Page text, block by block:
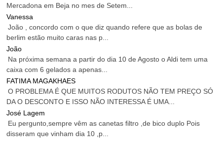
Mercadona em Beja no mes de Setem...
Vanessa
João , concordo com o que diz quando refere que as bolas de
berlim estão muito caras nas p...
João
Na próxima semana a partir do dia 10 de Agosto o Aldi tem uma
caixa com 6 gelados a apenas...
FATIMA MAGAKHAES
O PROBLEMA É QUE MUITOS RODUTOS NÃO TEM PREÇO SÓ
DA O DESCONTO E ISSO NÃO INTERESSA É UMA...
José Lagem
Eu pergunto,sempre vêm as canetas filtro ,de bico duplo Pois
disseram que vinham dia 10 ,p...